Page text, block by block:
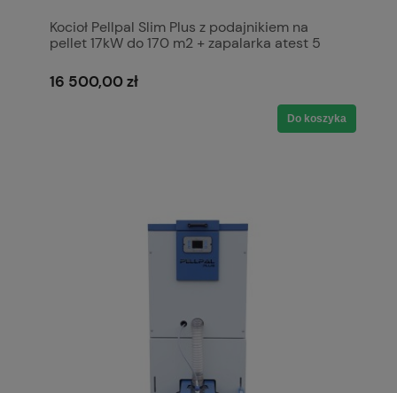
Kocioł Pellpal Slim Plus z podajnikiem na
pellet 17kW do 170 m2 + zapalarka atest 5
Pleszew
16 500,00 zł
Do koszyka